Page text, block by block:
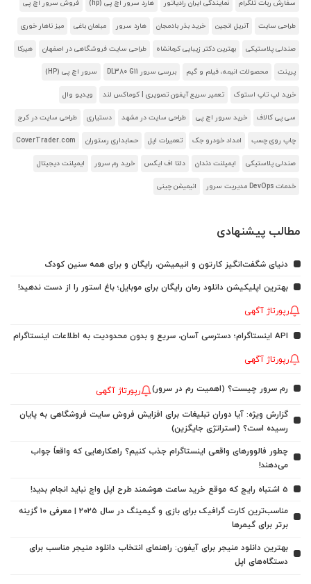
سفارش ربات تلگرام نمایندگی ایران رادیاتور هارد سرور اچ پی (hp) فروش سرور اچ پی
طراحی سایت آنریل انجین خرید بذر بادمجان هارد سرور مبلمان باغی میز ناهار خوری
صندلی پلاستیکی بهترین دکتر زیبایی کرمانشاه طراحی سایت فروشگاهی در اصفهان هیرکا
پرینت محصولات انیمه، فیلم و گیم بررسی سرور DL380 G11 سرور اچ پی (HP)
خرید لپ تاپ استوک تعمیر سریع آیفون تصویری | کوماکس لند ویدیو وال
سی پی کالاف خرید سرور اچ پی طراحی سایت در مشهد دستیاری طراحی سایت در کرج
چاپ روی چسب امداد خودرو جک تعمیرات اپل حسابداری رستوران CoverTrader.com
صندلی پلاستیکی ایمپلنت دندان دلتا اف ایکس خرید رم سرور ایمپلنت دیجیتال
خدمات DevOps مدیریت سرور انیمیشن چینی
مطالب پیشنهادی
دنیای شگفت‌انگیز کارتون و انیمیشن، رایگان و برای همه سنین کودک
بهترین اپلیکیشن دانلود رمان رایگان برای موبایل؛ باغ استور را از دست ندهید!
رپورتاژ آگهی
API اینستاگرام؛ دسترسی آسان، سریع و بدون محدودیت به اطلاعات اینستاگرام
رپورتاژ آگهی
رم سرور چیست؟ (اهمیت رم در سرور) رپورتاژ آگهی
گزارش ویژه: آیا دوران تبلیغات برای افزایش فروش سایت فروشگاهی به پایان
رسیده است؟ (استراتژی جایگزین)
چطور فالوورهای واقعی اینستاگرام جذب کنیم؟ راهکارهایی که واقعاً جواب
می‌دهند!
5 اشتباه رایج که موقع خرید ساعت هوشمند طرح اپل واچ نباید انجام بدید!
مناسب‌ترین کارت گرافیک برای بازی و گیمینگ در سال ۲۰۲۵ | معرفی ۱۰ گزینه
برتر برای گیمرها
بهترین دانلود منیجر برای آیفون: راهنمای انتخاب دانلود منیجر مناسب برای
دستگاه‌های اپل